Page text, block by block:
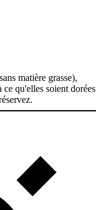
matière grasse),
qu'elles soient dorées